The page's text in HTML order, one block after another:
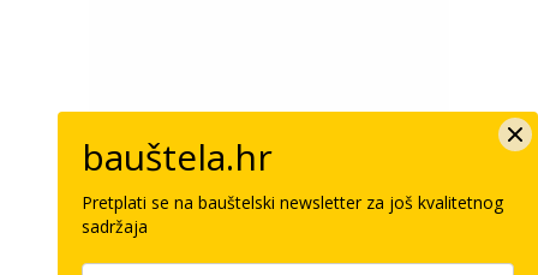
bauštela.hr
Pretplati se na bauštelski newsletter za još kvalitetnog
sadržaja